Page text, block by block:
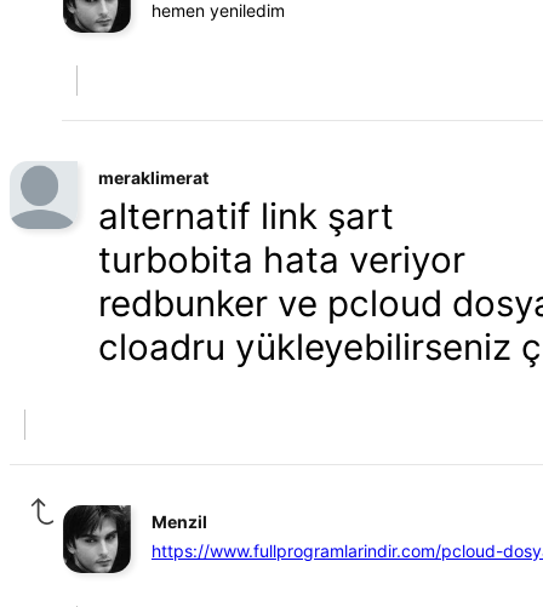
hemen yeniledim
meraklimerat
alternatif link şart
turbobita hata veriyor
redbunker ve pcloud
cloadru yükleyebilirseniz
Menzil
https://www.fullprogramlarindir.com/pcloud-